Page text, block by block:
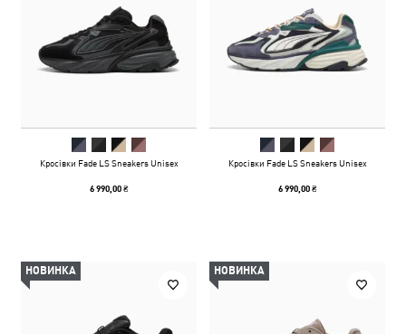
Кросівки Fade LS Sneakers Unisex
6 990,00 ₴
Кросівки Fade LS Sneakers Unisex
6 990,00 ₴
НОВИНКА НОВИНКА